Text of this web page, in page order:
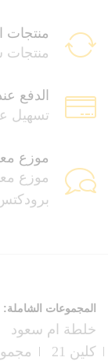
منتجات
منتجات
الدفع
تسهيل
موزع
موزع
المجموعات الشاملة:
خلطة ام سعود
كلين 21